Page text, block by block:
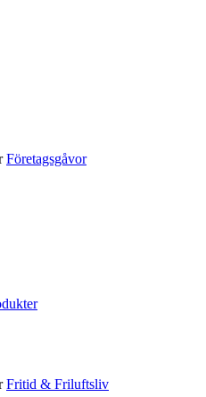
Företagsgåvor
Fritid & Friluftsliv